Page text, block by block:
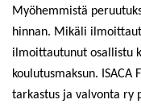
Myöhemmistä
hinnan. Mikäli
ilmoittautunut osallistu
koulutusmaksun.
tarkastus ja valvonta ry